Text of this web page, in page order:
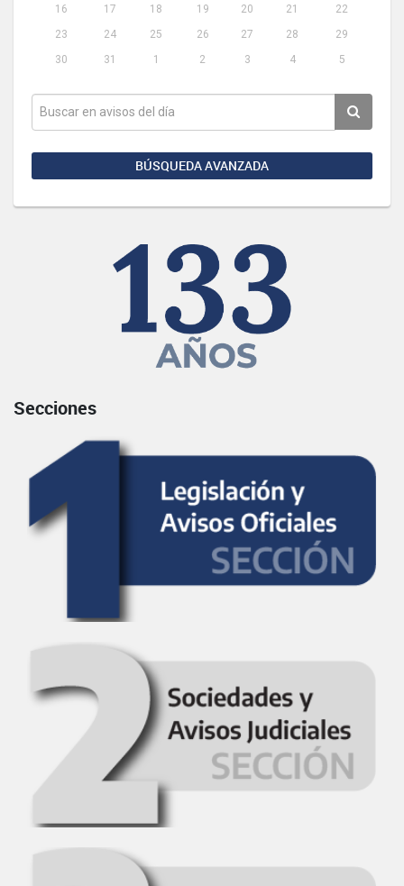
16
17 18 19 20 21
22
23
24 25 26 27 28
29
30
31 1 2 3 4 5
BÚSQUEDA AVANZADA
Secciones